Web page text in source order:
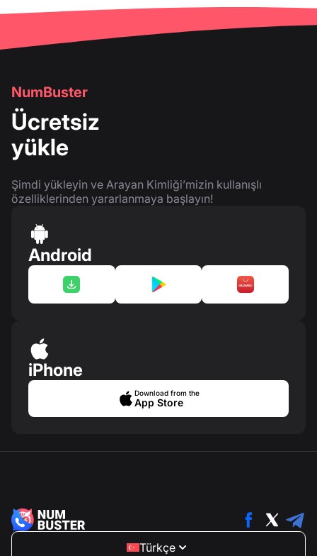
NumBuster
Ücretsiz
yükle
Şimdi yükleyin ve Arayan Kimliği’mizin kullanışlı
özelliklerinden yararlanmaya başlayın!
Android
iPhone
Download from the
App Store
Türkçe